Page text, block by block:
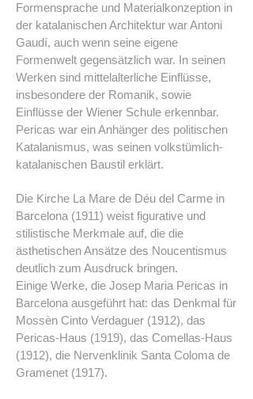
Formensprache und Materialkonzeption in
der katalanischen Architektur war Antoni
Gaudí, auch wenn seine eigene
Formenwelt gegensätzlich war. In seinen
Werken sind mittelalterliche Einflüsse,
insbesondere der Romanik, sowie
Einflüsse der Wiener Schule erkennbar.
Pericas war ein Anhänger des politischen
Katalanismus, was seinen volkstümlich-
katalanischen Baustil erklärt.
Die Kirche La Mare de Déu del Carme in
Barcelona (1911) weist figurative und
stilistische Merkmale auf, die die
ästhetischen Ansätze des Noucentismus
deutlich zum Ausdruck bringen.
Einige Werke, die Josep Maria Pericas in
Barcelona ausgeführt hat: das Denkmal für
Mossèn Cinto Verdaguer (1912), das
Pericas-Haus (1919), das Comellas-Haus
(1912), die Nervenklinik Santa Coloma de
Gramenet (1917).